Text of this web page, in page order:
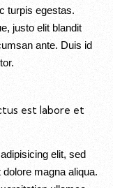
turpis egestas.
justo elit blandit
ante. Duis id
est labore et
elit, sed
magna aliqua.